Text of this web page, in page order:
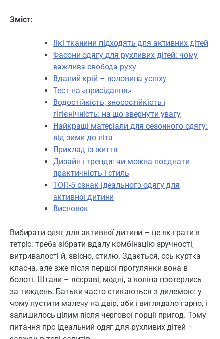
Зміст:
Які тканини підходять для активних дітей
Фасони одягу для рухливих дітей: чому
важлива свобода руху
Вдалий крій – половина успіху
Тест на «присідання»
Водостійкість, зносостійкість і
гігієнічність: на що звернути увагу
Найкращі матеріали для сезонного одягу:
від зими до літа
Приклад із життя
Дизайн і тренди: чи можна поєднати
практичність і стиль
ТОП-5 ознак ідеального одягу для
активної дитини
Висновок
Вибирати одяг для активної дитини – це як грати в
тетріс: треба зібрати вдалу комбінацію зручності,
витривалості й, звісно, стилю. Здається, ось куртка
класна, але вже після першої прогулянки вона в
болоті. Штани – яскраві, модні, а коліна протерлись
за тиждень. Батьки часто стикаються з дилемою: у
чому пустити малечу на двір, аби і виглядало гарно, і
залишилось цілим після чергової порції пригод. Тому
питання про ідеальний одяг для рухливих дітей –